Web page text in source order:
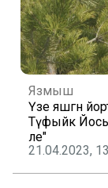
Язмыш
Үзе яшәгән
Тәүфыйк
әле"
21.04.2023,